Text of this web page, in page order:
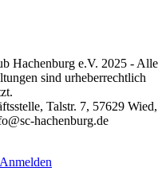
Hachenburg e.V. 2025 - Alle
sind urheberrechtlich
Talstr. 7, 57629 Wied,
hachenburg.de
Anmelden